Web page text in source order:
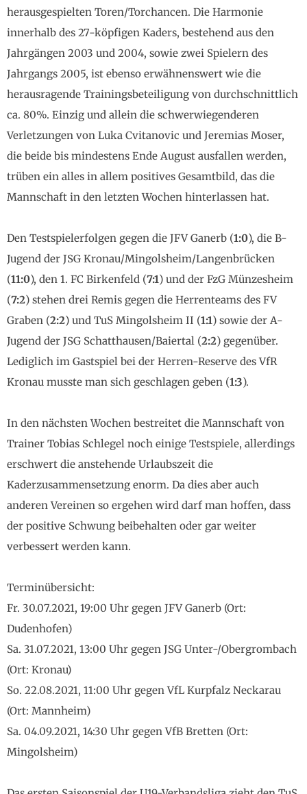
herausgespielten Toren/Torchancen. Die Harmonie
innerhalb des 27-köpfigen Kaders, bestehend aus den
Jahrgängen 2003 und 2004, sowie zwei Spielern des
Jahrgangs 2005, ist ebenso erwähnenswert wie die
herausragende Trainingsbeteiligung von durchschnittlich
ca. 80%. Einzig und allein die schwerwiegenderen
Verletzungen von Luka Cvitanovic und Jeremias Moser,
die beide bis mindestens Ende August ausfallen werden,
trüben ein alles in allem positives Gesamtbild, das die
Mannschaft in den letzten Wochen hinterlassen hat.
Den Testspielerfolgen gegen die JFV Ganerb (1:0), die B-
Jugend der JSG Kronau/Mingolsheim/Langenbrücken
(11:0), den 1. FC Birkenfeld (7:1) und der FzG Münzesheim
(7:2) stehen drei Remis gegen die Herrenteams des FV
Graben (2:2) und TuS Mingolsheim II (1:1) sowie der A-
Jugend der JSG Schatthausen/Baiertal (2:2) gegenüber.
Lediglich im Gastspiel bei der Herren-Reserve des VfR
Kronau musste man sich geschlagen geben (1:3).
In den nächsten Wochen bestreitet die Mannschaft von
Trainer Tobias Schlegel noch einige Testspiele, allerdings
erschwert die anstehende Urlaubszeit die
Kaderzusammensetzung enorm. Da dies aber auch
anderen Vereinen so ergehen wird darf man hoffen, dass
der positive Schwung beibehalten oder gar weiter
verbessert werden kann.
Terminübersicht:
Fr. 30.07.2021, 19:00 Uhr gegen JFV Ganerb (Ort:
Dudenhofen)
Sa. 31.07.2021, 13:00 Uhr gegen JSG Unter-/Obergrombach
(Ort: Kronau)
So. 22.08.2021, 11:00 Uhr gegen VfL Kurpfalz Neckarau
(Ort: Mannheim)
Sa. 04.09.2021, 14:30 Uhr gegen VfB Bretten (Ort:
Mingolsheim)